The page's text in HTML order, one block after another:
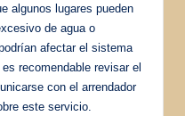
algunos lugares pueden
de agua o
afectar el sistema
recomendable revisar el
con el arrendador
este servicio.